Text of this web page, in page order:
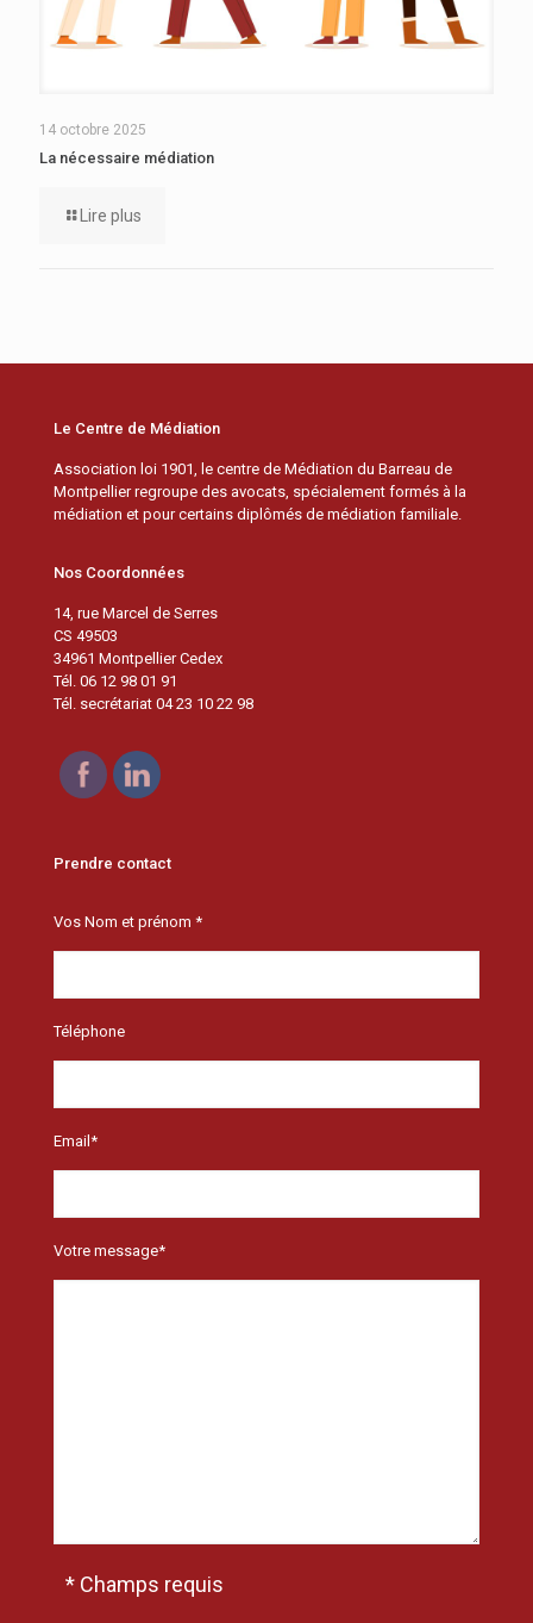
14 octobre 2025
La nécessaire médiation
Lire plus
Le Centre de Médiation
Association loi 1901, le centre de Médiation du Barreau de
Montpellier regroupe des avocats, spécialement formés à la
médiation et pour certains diplômés de médiation familiale.
Nos Coordonnées
14, rue Marcel de Serres
CS 49503
34961 Montpellier Cedex
Tél. 06 12 98 01 91
Tél. secrétariat 04 23 10 22 98
Prendre contact
Vos Nom et prénom *
Téléphone
Email*
Votre message*
* Champs requis